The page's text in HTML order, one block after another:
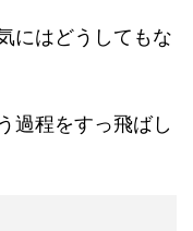
にはどうしてもな
過程をすっ飛ばし